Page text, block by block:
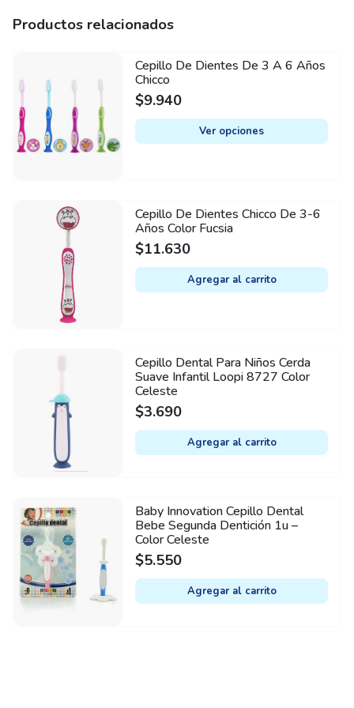
Productos relacionados
Cepillo De Dientes De 3 A 6 Años
Chicco
$9.940
Ver opciones
This
product
has
multiple
variants.
may
be
chosen
on
the
Cepillo De Dientes Chicco De 3-6
Años Color Fucsia
$11.630
Agregar al carrito
Cepillo Dental Para Niños Cerda
Suave Infantil Loopi 8727 Color
Celeste
$3.690
Agregar al carrito
Baby Innovation Cepillo Dental
Bebe Segunda Dentición 1u –
Color Celeste
$5.550
Agregar al carrito